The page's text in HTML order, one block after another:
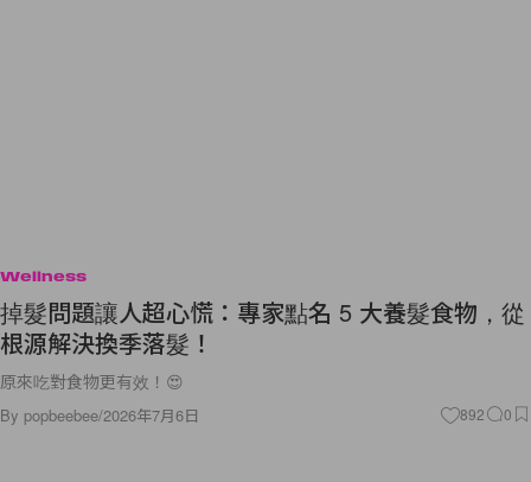
Wellness
掉髮問題讓人超心慌：專家點名 5 大養髮食物，從
根源解決換季落髮！
原來吃對食物更有效！😍
By popbeebee/2026年7月6日 892 0